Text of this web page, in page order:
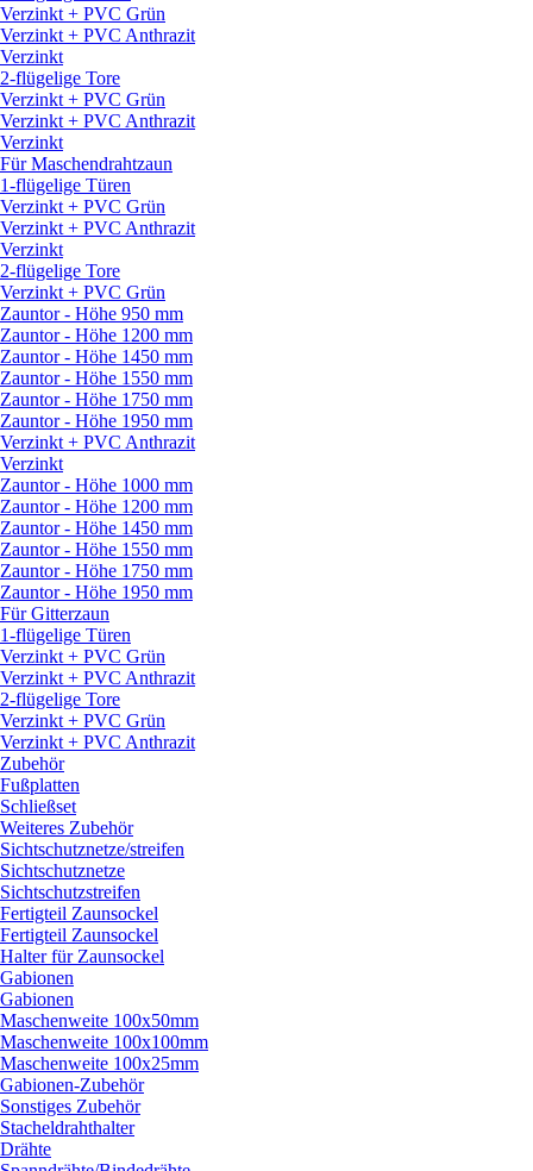
Verzinkt + PVC Grün
Verzinkt + PVC Anthrazit
Verzinkt
2-flügelige Tore
Verzinkt + PVC Grün
Verzinkt + PVC Anthrazit
Verzinkt
Für Maschendrahtzaun
1-flügelige Türen
Verzinkt + PVC Grün
Verzinkt + PVC Anthrazit
Verzinkt
2-flügelige Tore
Verzinkt + PVC Grün
Zauntor - Höhe 950 mm
Zauntor - Höhe 1200 mm
Zauntor - Höhe 1450 mm
Zauntor - Höhe 1550 mm
Zauntor - Höhe 1750 mm
Zauntor - Höhe 1950 mm
Verzinkt + PVC Anthrazit
Verzinkt
Zauntor - Höhe 1000 mm
Zauntor - Höhe 1200 mm
Zauntor - Höhe 1450 mm
Zauntor - Höhe 1550 mm
Zauntor - Höhe 1750 mm
Zauntor - Höhe 1950 mm
Für Gitterzaun
1-flügelige Türen
Verzinkt + PVC Grün
Verzinkt + PVC Anthrazit
2-flügelige Tore
Verzinkt + PVC Grün
Verzinkt + PVC Anthrazit
Zubehör
Fußplatten
Schließset
Weiteres Zubehör
Sichtschutznetze/streifen
Sichtschutznetze
Sichtschutzstreifen
Fertigteil Zaunsockel
Fertigteil Zaunsockel
Halter für Zaunsockel
Gabionen
Gabionen
Maschenweite 100x50mm
Maschenweite 100x100mm
Maschenweite 100x25mm
Gabionen-Zubehör
Sonstiges Zubehör
Stacheldrahthalter
Drähte